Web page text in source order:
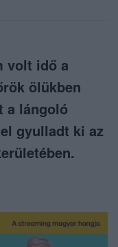
volt idő a
ölükben
a lángoló
gyulladt ki az